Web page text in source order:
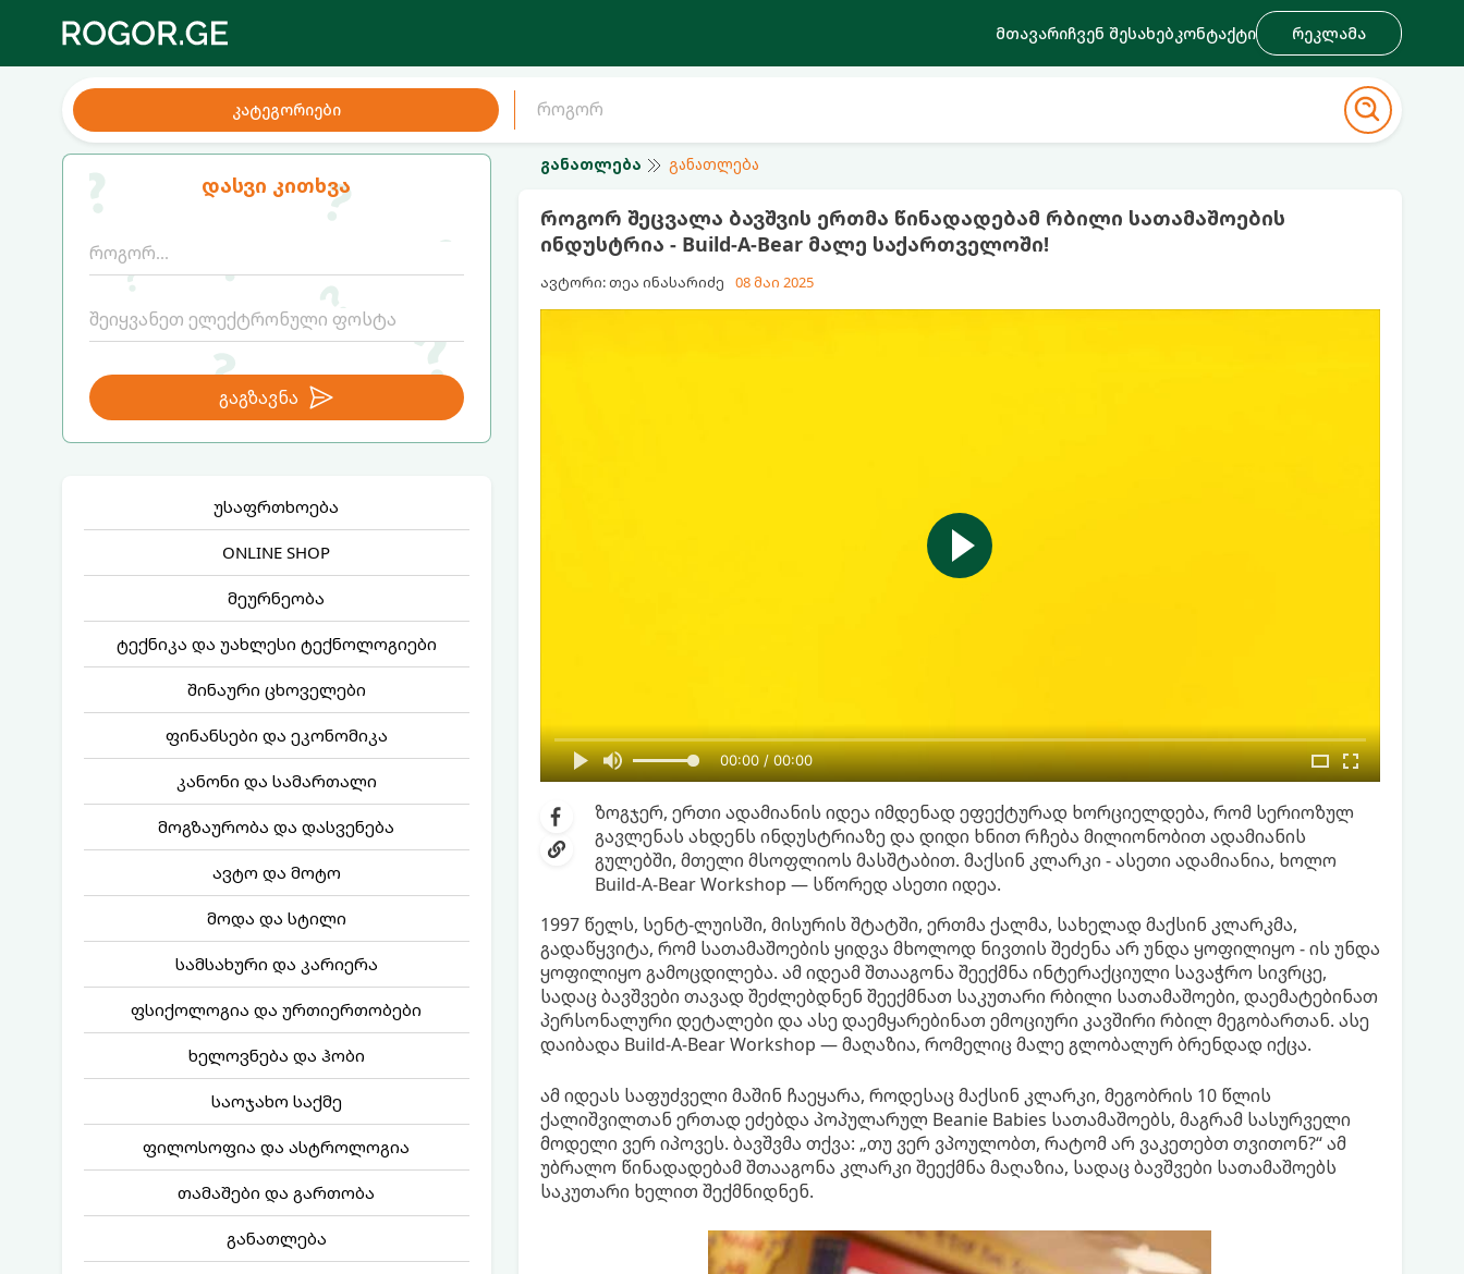
მთავარიჩვენ შესახებკონტაქტი რეკლამა
კატეგორიები
დასვი კითხვა
გაგზავნა
უსაფრთხოება
ONLINE SHOP
მეურნეობა
ტექნიკა და უახლესი ტექნოლოგიები
შინაური ცხოველები
ფინანსები და ეკონომიკა
კანონი და სამართალი
მოგზაურობა და დასვენება
ავტო და მოტო
მოდა და სტილი
სამსახური და კარიერა
ფსიქოლოგია და ურთიერთობები
ხელოვნება და ჰობი
საოჯახო საქმე
ფილოსოფია და ასტროლოგია
თამაშები და გართობა
განათლება
განათლება განათლება
როგორ შეცვალა ბავშვის ერთმა წინადადებამ რბილი სათამაშოების
ინდუსტრია - Build-A-Bear მალე საქართველოში!
ავტორი: თეა ინასარიძე 08 მაი 2025
00:00 / 00:00
ზოგჯერ, ერთი ადამიანის იდეა იმდენად ეფექტურად ხორციელდება, რომ სერიოზულ
გავლენას ახდენს ინდუსტრიაზე და დიდი ხნით რჩება მილიონობით ადამიანის
გულებში, მთელი მსოფლიოს მასშტაბით. მაქსინ კლარკი - ასეთი ადამიანია, ხოლო
Build-A-Bear Workshop — სწორედ ასეთი იდეა.
1997 წელს, სენტ-ლუისში, მისურის შტატში, ერთმა ქალმა, სახელად მაქსინ კლარკმა,
გადაწყვიტა, რომ სათამაშოების ყიდვა მხოლოდ ნივთის შეძენა არ უნდა ყოფილიყო - ის უნდა
ყოფილიყო გამოცდილება. ამ იდეამ შთააგონა შეექმნა ინტერაქციული სავაჭრო სივრცე,
სადაც ბავშვები თავად შეძლებდნენ შეექმნათ საკუთარი რბილი სათამაშოები, დაემატებინათ
პერსონალური დეტალები და ასე დაემყარებინათ ემოციური კავშირი რბილ მეგობართან. ასე
დაიბადა Build-A-Bear Workshop — მაღაზია, რომელიც მალე გლობალურ ბრენდად იქცა.
ამ იდეას საფუძველი მაშინ ჩაეყარა, როდესაც მაქსინ კლარკი, მეგობრის 10 წლის
ქალიშვილთან ერთად ეძებდა პოპულარულ Beanie Babies სათამაშოებს, მაგრამ სასურველი
მოდელი ვერ იპოვეს. ბავშვმა თქვა: „თუ ვერ ვპოულობთ, რატომ არ ვაკეთებთ თვითონ?“ ამ
უბრალო წინადადებამ შთააგონა კლარკი შეექმნა მაღაზია, სადაც ბავშვები სათამაშოებს
საკუთარი ხელით შექმნიდნენ.